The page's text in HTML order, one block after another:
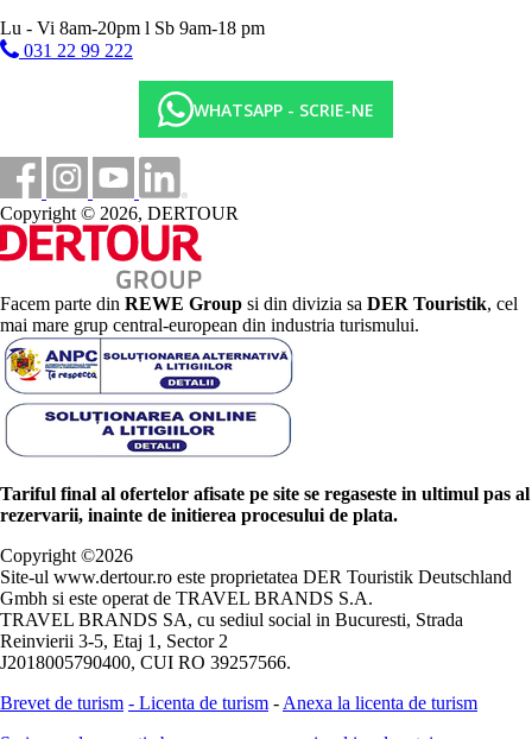
Lu - Vi 8am-20pm l Sb 9am-18 pm
031 22 99 222
WHATSAPP - SCRIE-NE
Copyright © 2026, DERTOUR
Facem parte din REWE Group si din divizia sa DER Touristik, cel
mai mare grup central-european din industria turismului.
Tariful final al ofertelor afisate pe site se regaseste in ultimul pas al
rezervarii, inainte de initierea procesului de plata.
Copyright ©2026
Site-ul www.dertour.ro este proprietatea DER Touristik Deutschland
Gmbh si este operat de TRAVEL BRANDS S.A.
TRAVEL BRANDS SA, cu sediul social in Bucuresti, Strada
Reinvierii 3-5, Etaj 1, Sector 2
J2018005790400, CUI RO 39257566.
Brevet de turism - Licenta de turism - Anexa la licenta de turism